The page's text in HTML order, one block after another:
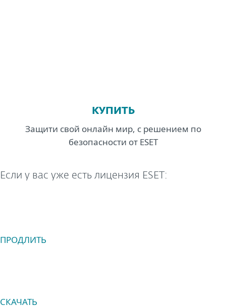
КУПИТЬ
Защити свой онлайн мир, с решением по
безопасности от ESET
Если у вас уже есть лицензия ESET:
ПРОДЛИТЬ
СКАЧАТЬ